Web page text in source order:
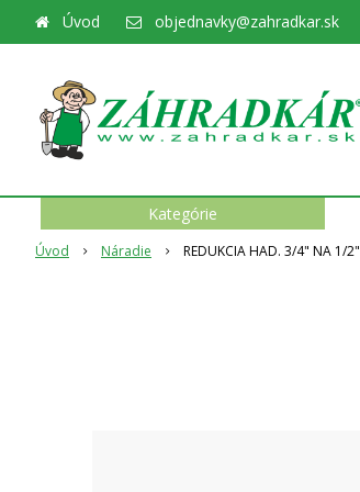
Úvod objednavky@zahradkar.sk
Úvod Náradie REDUKCIA HAD. 3/4" NA 1/2"
Kategórie